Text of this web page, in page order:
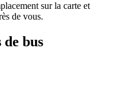
sur la carte et
de vous.
bus